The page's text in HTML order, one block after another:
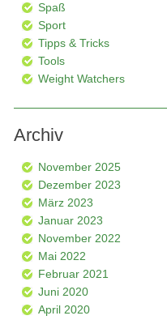
Spaß
Sport
Tipps & Tricks
Tools
Weight Watchers
Archiv
November 2025
Dezember 2023
März 2023
Januar 2023
November 2022
Mai 2022
Februar 2021
Juni 2020
April 2020